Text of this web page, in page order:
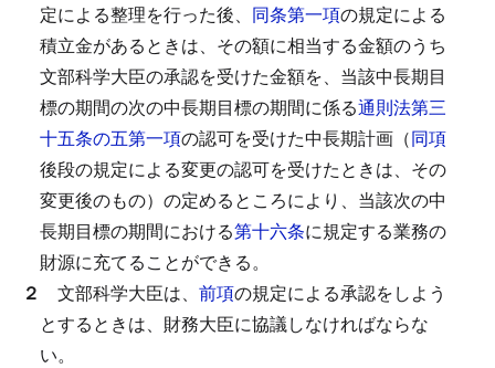
定による整理を行った後、 同条第一項の規定による
積立金があるときは、その額に相当する金額のうち
文部科学大臣の承認を受けた金額を、当該中長期目
標の期間の次の中長期目標の期間に係る通則法第三
十五条の五第一項の認可を受けた中長期計画（同項
後段の規定による変更の認可を受けたときは、その
変更後のもの）の定めるところにより、当該次の中
長期目標の期間における第十六条に規定する業務の
財源に充てることができる。
２ 文部科学大臣は、 前項の規定による承認をしよう
とするときは、財務大臣に協議しなければならな
い。